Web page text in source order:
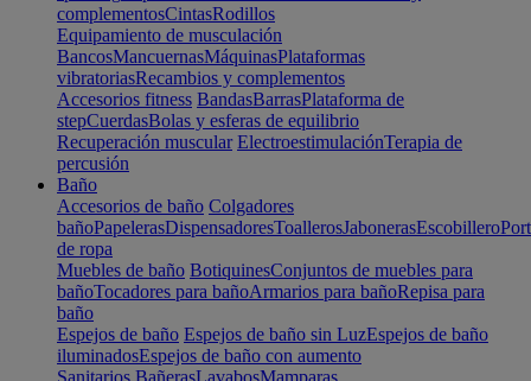
complementosCintasRodillos
Equipamiento de musculación
BancosMancuernasMáquinasPlataformas
vibratoriasRecambios y complementos
Accesorios fitness BandasBarrasPlataforma de
stepCuerdasBolas y esferas de equilibrio
Recuperación muscular ElectroestimulaciónTerapia de
percusión
Baño
Accesorios de baño Colgadores
bañoPapelerasDispensadoresToallerosJabonerasEscobillero
de ropa
Muebles de baño BotiquinesConjuntos de muebles para
bañoTocadores para bañoArmarios para bañoRepisa para
baño
Espejos de baño Espejos de baño sin LuzEspejos de baño
iluminadosEspejos de baño con aumento
Sanitarios BañerasLavabosMamparas